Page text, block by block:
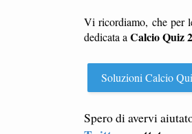
Vi ricordiamo, che per
dedicata aCalcio Quiz
Soluzioni Calcio
Spero di avervi